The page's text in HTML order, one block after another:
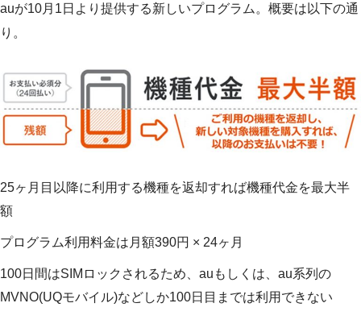
auが10月1日より提供する新しいプログラム。概要は以下の通
り。
25ヶ月目以降に利用する機種を返却すれば機種代金を最大半
額
プログラム利用料金は月額390円 × 24ヶ月
100日間はSIMロックされるため、auもしくは、au系列の
MVNO(UQモバイル)などしか100日目までは利用できない